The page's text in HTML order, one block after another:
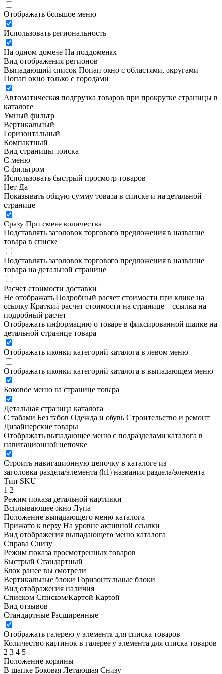
Отображать большое меню
Использовать региональность
На одном домене На поддоменах
Вид отображения регионов
Выпадающий список Попап окно c областями, округами
Попап окно только с городами
Автоматическая подгрузка товаров при прокрутке страницы в
каталоге
Умный фильтр
Вертикальный
Горизонтальный
Компактный
Вид страницы поиска
С меню
С фильтром
Использовать быстрый просмотр товаров
Нет Да
Показывать общую сумму товара в списке и на детальной
странице
Сразу При смене количества
Подставлять заголовок торгового предложения в название
товара в списке
Подставлять заголовок торгового предложения в название
товара на детальной странице
Расчет стоимости доставки
Не отображать Подробный расчет стоимости при клике на
ссылку Краткий расчет стоимости на странице + ссылка на
подробный расчет
Отображать информацию о товаре в фиксированной шапке на
детальной странице товара
Отображать иконки категорий каталога в левом меню
Отображать иконки категорий каталога в выпадающем меню
Боковое меню на странице товара
Детальная страница каталога
С табами Без табов Одежда и обувь Строительство и ремонт
Дизайнерские товары
Отображать выпадающее меню с подразделами каталога в
навигационной цепочке
Строить навигационную цепочку в каталоге из
заголовка раздела/элемента (h1) названия раздела/элемента
Тип SKU
1 2
Режим показа детальной картинки
Всплывающее окно Лупа
Положение выпадающего меню каталога
Прижато к верху На уровне активной ссылки
Вид отображения выпадающего меню каталога
Справа Снизу
Режим показа просмотренных товаров
Быстрый Стандартный
Блок ранее вы смотрели
Вертикальные блоки Горизонтальные блоки
Вид отображения наличия
Списком Списком/Картой Картой
Вид отзывов
Стандартные Расширенные
Отображать галерею у элемента для списка товаров
Количество картинок в галерее у элемента для списка товаров
2 3 4 5
Положение корзины
В шапке Боковая Летающая Снизу